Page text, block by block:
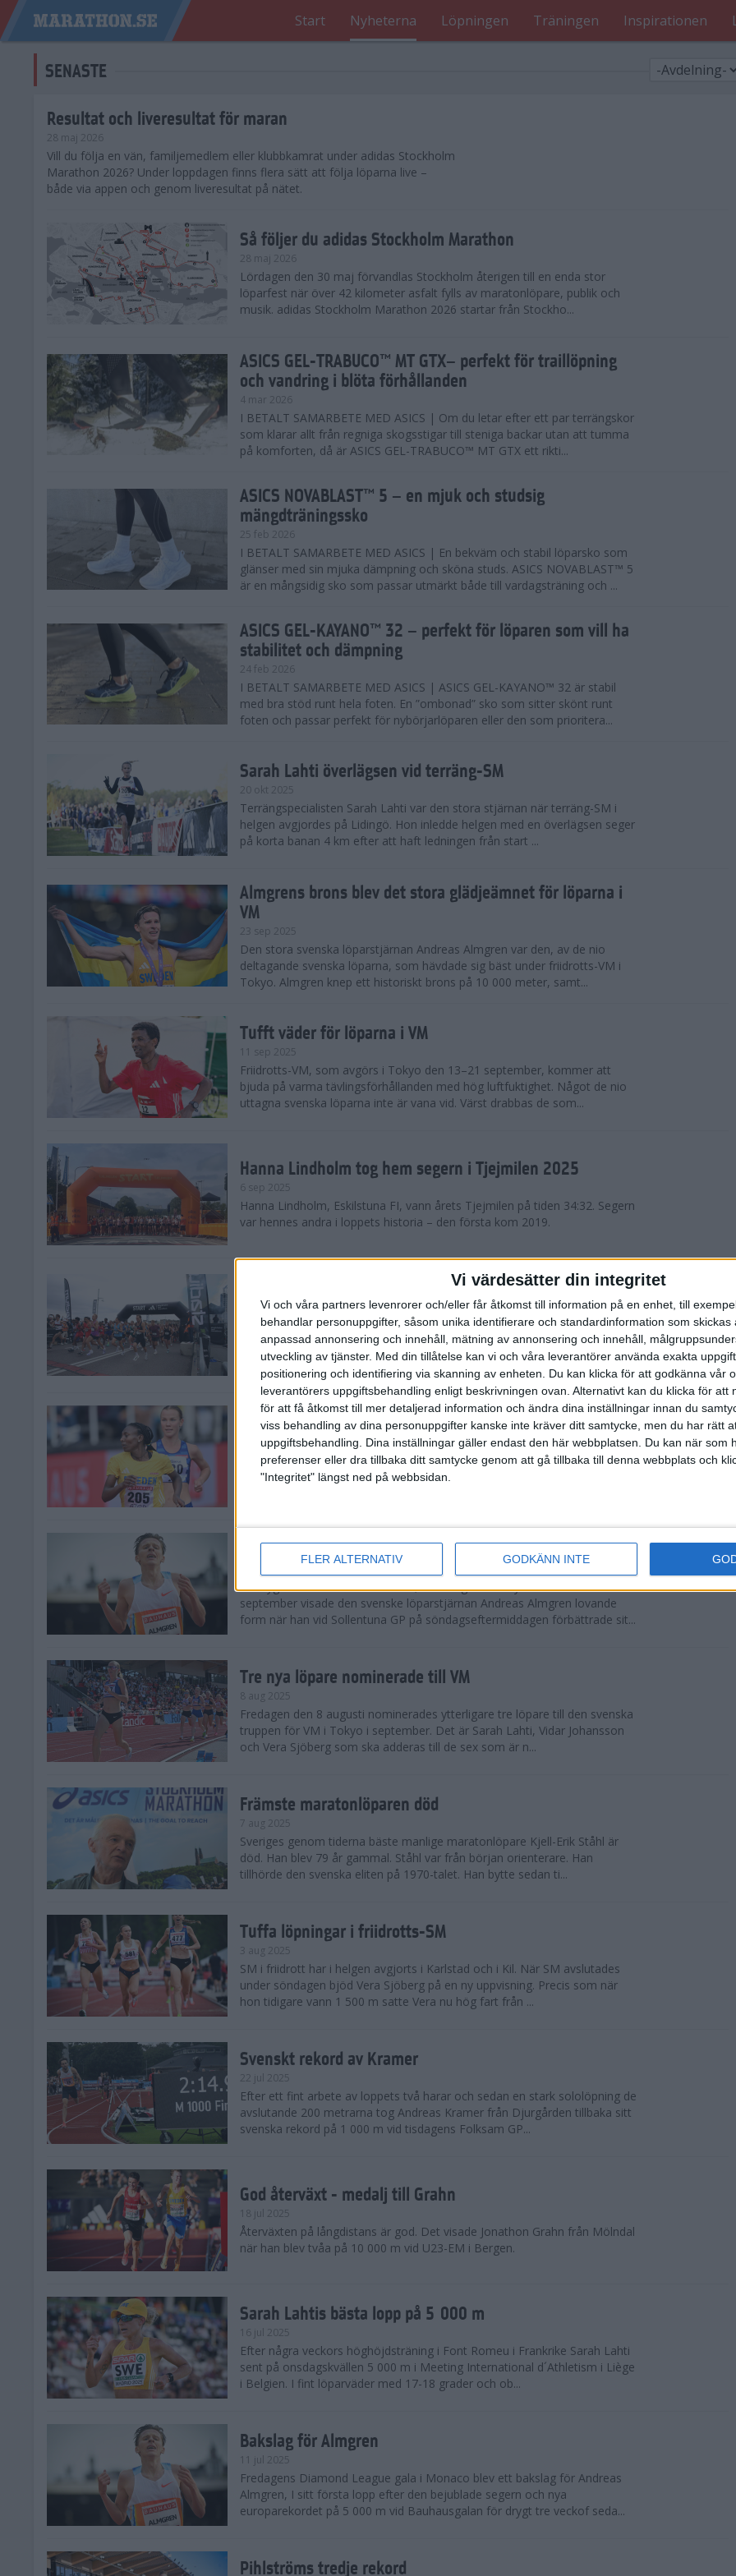
Vi värdesätter din integritet
Vi och våra partners levenrorer och/eller får åtkomst till information på en enhet, till
behandlar personuppgifter, såsom unika identifierare och standardinformation som skickas
anpassad annonsering och innehåll, mätning av annonsering och innehåll,
utveckling av tjänster. Med din tillåtelse kan vi och våra leverantörer använda exakta
positionering och identifiering via skanning av enheten. Du kan klicka för att godkänna vår
leverantörers uppgiftsbehandling enligt beskrivningen ovan. Alternativt kan du klicka för att
för att få åtkomst till mer detaljerad information och ändra dina inställningar innan du
viss behandling av dina personuppgifter kanske inte kräver ditt samtycke, men du har rätt
uppgiftsbehandling. Dina inställningar gäller endast den här webbplatsen. Du kan när som
preferenser eller dra tillbaka ditt samtycke genom att gå tillbaka till denna webbplats och
"Integritet" längst ned på webbsidan.
FLER ALTERNATIV GODKÄNN INTE
Start Nyheterna Löpningen Träningen Inspirationen
SENASTE
Resultat och liveresultat för maran
28 maj 2026
​Vill du följa en vän, familjemedlem eller klubbkamrat under adidas Stockholm
Marathon 2026? Under loppdagen finns flera sätt att följa löparna live –
både via appen och genom liveresultat på nätet.
Så följer du adidas Stockholm Marathon
28 maj 2026
Lördagen den 30 maj förvandlas Stockholm återigen till en enda stor
löparfest när över 42 kilometer asfalt fylls av maratonlöpare, publik och
musik. adidas Stockholm Marathon 2026 startar från Stockho...
ASICS GEL-TRABUCO™ MT GTX– perfekt för traillöpning
och vandring i blöta förhållanden
4 mar 2026
I BETALT SAMARBETE MED ASICS | Om du letar efter ett par terrängskor
som klarar allt från regniga skogsstigar till steniga backar utan att tumma
på komforten, då är ASICS GEL-TRABUCO™ MT GTX ett rikti...
ASICS NOVABLAST™ 5 – en mjuk och studsig
mängdträningssko
25 feb 2026
I BETALT SAMARBETE MED ASICS | En bekväm och stabil löparsko som
glänser med sin mjuka dämpning och sköna studs. ASICS NOVABLAST™ 5
är en mångsidig sko som passar utmärkt både till vardagsträning och ...
ASICS GEL-KAYANO™ 32 – perfekt för löparen som vill ha
stabilitet och dämpning
24 feb 2026
I BETALT SAMARBETE MED ASICS | ASICS GEL-KAYANO™ 32 är stabil
med bra stöd runt hela foten. En ”ombonad” sko som sitter skönt runt
foten och passar perfekt för nybörjarlöparen eller den som prioritera...
Sarah Lahti överlägsen vid terräng-SM
20 okt 2025
Terrängspecialisten Sarah Lahti var den stora stjärnan när terräng-SM i
helgen avgjordes på Lidingö. Hon inledde helgen med en överlägsen seger
på korta banan 4 km efter att haft ledningen från start ...
Almgrens brons blev det stora glädjeämnet för löparna i
VM
23 sep 2025
Den stora svenska löparstjärnan Andreas Almgren var den, av de nio
deltagande svenska löparna, som hävdade sig bäst under friidrotts-VM i
Tokyo. Almgren knep ett historiskt brons på 10 000 meter, samt...
Tufft väder för löparna i VM
11 sep 2025
Friidrotts-VM, som avgörs i Tokyo den 13–21 september, kommer att
bjuda på varma tävlingsförhållanden med hög luftfuktighet. Något de nio
uttagna svenska löparna inte är vana vid. Värst drabbas de som...
Hanna Lindholm tog hem segern i Tjejmilen 2025
6 sep 2025
Hanna Lindholm, Eskilstuna FI, vann årets Tjejmilen på tiden 34:32. Segern
var hennes andra i loppets historia – den första kom 2019.
Snabbaste segertiden på 12 år i rekordstort adidas
Stockholm Halvmaraton
30 aug 2025
Ett slutsålt och rekordstort adidas Stockholm Halvmaraton avgjordes i
nästintill perfekt löparväder. 18 grader, mulet och väldigt lite vind. Totalt
var 19,866 löpare anmälda, varav 15,807 kom till sta...
Löparna viktiga när Sverige vann Finnkampen
26 aug 2025
Den hundrade upplagan av Finnkampen, världens äldsta och största
landskamp i friidrott, avgjordes inför fullsatta läktare på Stockholms
Svenskt rekord när Almgren testade VM-formen
En dryg månad före friidrotts-VM, som avgörs i Tokyo den 13-21
september visade den svenske löparstjärnan Andreas Almgren lovande
form när han vid Sollentuna GP på söndagseftermiddagen förbättrade sit...
Tre nya löpare nominerade till VM
8 aug 2025
Fredagen den 8 augusti nominerades ytterligare tre löpare till den svenska
truppen för VM i Tokyo i september. Det är Sarah Lahti, Vidar Johansson
och Vera Sjöberg som ska adderas till de sex som är n...
Främste maratonlöparen död
7 aug 2025
Sveriges genom tiderna bäste manlige maratonlöpare Kjell-Erik Ståhl är
död. Han blev 79 år gammal. Ståhl var från början orienterare. Han
tillhörde den svenska eliten på 1970-talet. Han bytte sedan ti...
Tuffa löpningar i friidrotts-SM
3 aug 2025
SM i friidrott har i helgen avgjorts i Karlstad och i Kil. När SM avslutades
under söndagen bjöd Vera Sjöberg på en ny uppvisning. Precis som när
hon tidigare vann 1 500 m satte Vera nu hög fart från ...
Svenskt rekord av Kramer
22 jul 2025
Efter ett fint arbete av loppets två harar och sedan en stark sololöpning de
avslutande 200 metrarna tog Andreas Kramer från Djurgården tillbaka sitt
svenska rekord på 1 000 m vid tisdagens Folksam GP...
God återväxt - medalj till Grahn
18 jul 2025
Återväxten på långdistans är god. Det visade Jonathon Grahn från Mölndal
när han blev tvåa på 10 000 m vid U23-EM i Bergen.
Sarah Lahtis bästa lopp på 5 000 m
16 jul 2025
Efter några veckors höghöjdsträning i Font Romeu i Frankrike Sarah Lahti
sent på onsdagskvällen 5 000 m i Meeting International d´Athletism i Liège
i Belgien. I fint löparväder med 17-18 grader och ob...
Bakslag för Almgren
11 jul 2025
Fredagens Diamond League gala i Monaco blev ett bakslag för Andreas
Almgren, I sitt första lopp efter den bejublade segern och nya
europarekordet på 5 000 m vid Bauhausgalan för drygt tre veckof seda...
Pihlströms tredje rekord